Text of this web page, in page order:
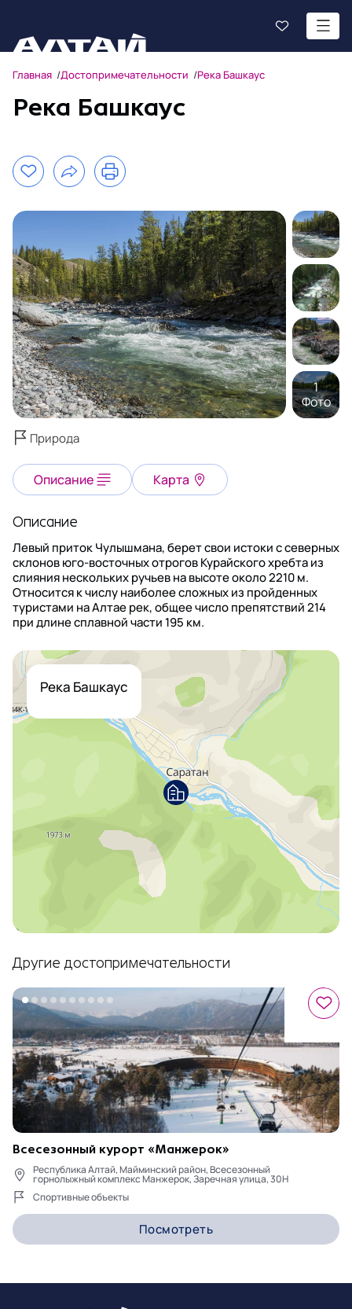
Главная Достопримечательности Река Башкаус
Река Башкаус
1
Фото
Природа
Описание Карта
Описание
Левый приток Чулышмана, берет свои истоки с северных
склонов юго-восточных отрогов Курайского хребта из
слияния нескольких ручьев на высоте около 2210 м.
Относится к числу наиболее сложных из пройденных
туристами на Алтае рек, общее число препятствий 214
при длине сплавной части 195 км.
Река Башкаус
Другие достопримечательности
Всесезонный курорт «Манжерок»
Республика Алтай, Майминский район, Всесезонный
горнолыжный комплекс Манжерок, Заречная улица, 30Н
Спортивные объекты
Посмотреть